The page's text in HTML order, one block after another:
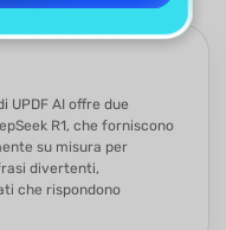
UPDF AI offre due
R1, che forniscono
su misura per
divertenti,
che rispondono